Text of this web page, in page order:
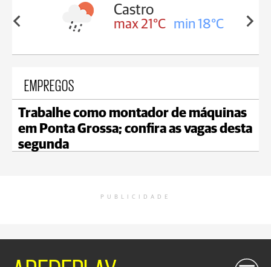
18°C
Castro
max 21°C min 18°C
EMPREGOS
Trabalhe como montador de máquinas
em Ponta Grossa; confira as vagas desta
segunda
PUBLICIDADE